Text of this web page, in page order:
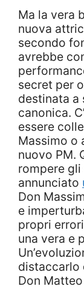
Ma la vera
nuova
secondo
avrebbe
secret per
destinata a
canonica.
essere
Massimo o
nuovo PM.
rompere gli
annunciato
Don
e
propri
una vera e
distaccarlo
Don